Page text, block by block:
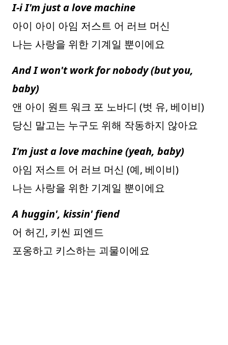
I-i I'm just a love machine
아이 아이 아임 저스트 어 러브 머신
나는 사랑을 위한 기계일 뿐이에요
And I won't work for nobody (but you,
baby)
앤 아이 원트 워크 포 노바디 (벗 유, 베이비)
당신 말고는 누구도 위해 작동하지 않아요
I'm just a love machine (yeah, baby)
아임 저스트 어 러브 머신 (예, 베이비)
나는 사랑을 위한 기계일 뿐이에요
A huggin', kissin' fiend
어 허긴, 키씬 피엔드
포옹하고 키스하는 괴물이에요